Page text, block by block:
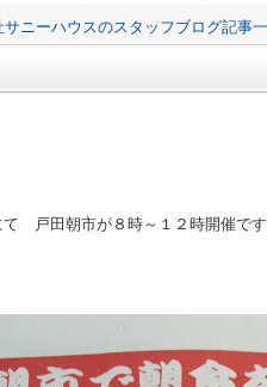
サニーハウスのスタッフブログ記事
戸田朝市が８時～１２時開催で